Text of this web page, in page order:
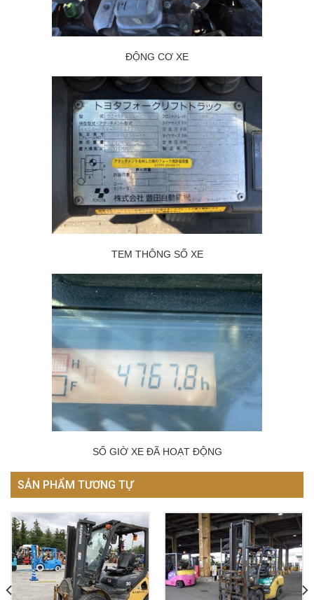
ĐỘNG CƠ XE
TEM THÔNG SỐ XE
SỐ GIỜ XE ĐÃ HOẠT ĐỘNG
SẢN PHẨM TƯƠNG TỰ